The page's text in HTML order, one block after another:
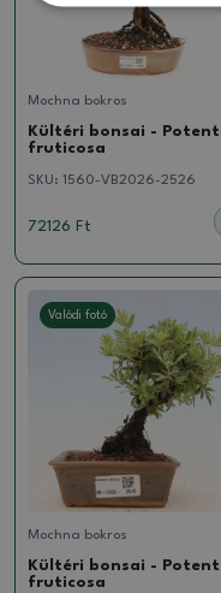
Mochna bokros
Kültéri bonsai -
fruticosa
SKU: 1560-VB2026-2526
72126 Ft
Valódi fotó
Mochna bokros
Kültéri bonsai -
fruticosa